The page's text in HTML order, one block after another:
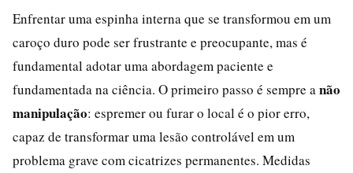
Enfrentar uma espinha interna que se transformou em um
caroço duro pode ser frustrante e preocupante, mas é
fundamental adotar uma abordagem paciente e
fundamentada na ciência. O primeiro passo é sempre a não
manipulação: espremer ou furar o local é o pior erro,
capaz de transformar uma lesão controlável em um
problema grave com cicatrizes permanentes. Medidas